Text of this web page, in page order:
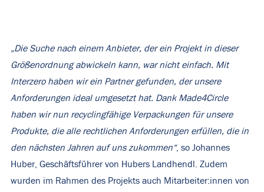
„Die Suche nach einem Anbieter, der ein Projekt in dieser
Größenordnung abwickeln kann, war nicht einfach. Mit
Interzero haben wir ein Partner gefunden, der unsere
Anforderungen ideal umgesetzt hat. Dank Made4Circle
haben wir nun recyclingfähige Verpackungen für unsere
Produkte, die alle rechtlichen Anforderungen erfüllen, die in
den nächsten Jahren auf uns zukommen“, so Johannes
Huber, Geschäftsführer von Hubers Landhendl. Zudem
wurden im Rahmen des Projekts auch Mitarbeiter:innen von